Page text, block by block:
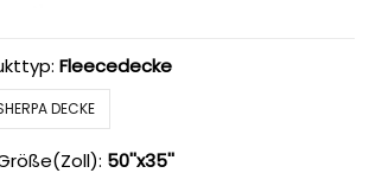
Fleecedecke
DECKE
50''x35''